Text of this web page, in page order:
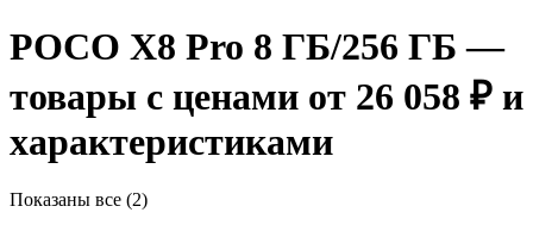
POCO X8 Pro 8 ГБ/256 ГБ —
товары с ценами от 26 058 ₽ и
характеристиками
Показаны все (2)